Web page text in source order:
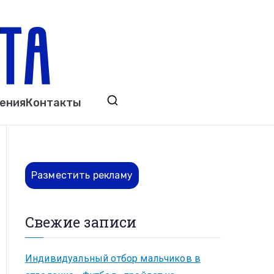
Выкса. Муром. Кулебаки. Навашино,
Контакты
Разместить рекламу
Свежие записи
Индивидуальный отбор мальчиков в